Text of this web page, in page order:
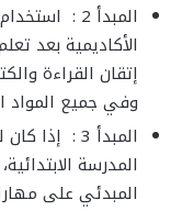
المبدأ 2 :
الأكاديمية بعد
إتقان القراءة
وفي جميع المواد
المبدأ 3 :
المدرسة
المبدئي على